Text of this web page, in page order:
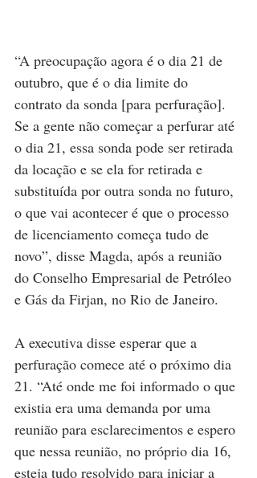
“A preocupação agora é o dia 21 de
outubro, que é o dia limite do
contrato da sonda [para perfuração].
Se a gente não começar a perfurar até
o dia 21, essa sonda pode ser retirada
da locação e se ela for retirada e
substituída por outra sonda no futuro,
o que vai acontecer é que o processo
de licenciamento começa tudo de
novo”, disse Magda, após a reunião
do Conselho Empresarial de Petróleo
e Gás da Firjan, no Rio de Janeiro.
A executiva disse esperar que a
perfuração comece até o próximo dia
21. “Até onde me foi informado o que
existia era uma demanda por uma
reunião para esclarecimentos e espero
que nessa reunião, no próprio dia 16,
esteja tudo resolvido para iniciar a